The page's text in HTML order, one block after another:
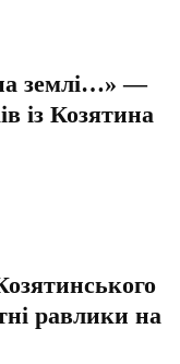
землі…» —
із Козятина
равлики на